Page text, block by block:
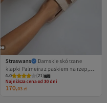
Straswans
Damskie skórzane
klapki Palmeira z paskiem na rzep,
beżowe
4.0 (21)
Najniższa cena od 30 dni
Darmowa wysyłka
Najniższa cena od 30 dni
170,03zł